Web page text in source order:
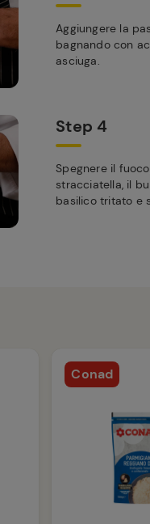
Aggiungere la
bagnando con
asciuga.
Step 4
Spegnere il
stracciatella, il
basilico tritato e
Conad